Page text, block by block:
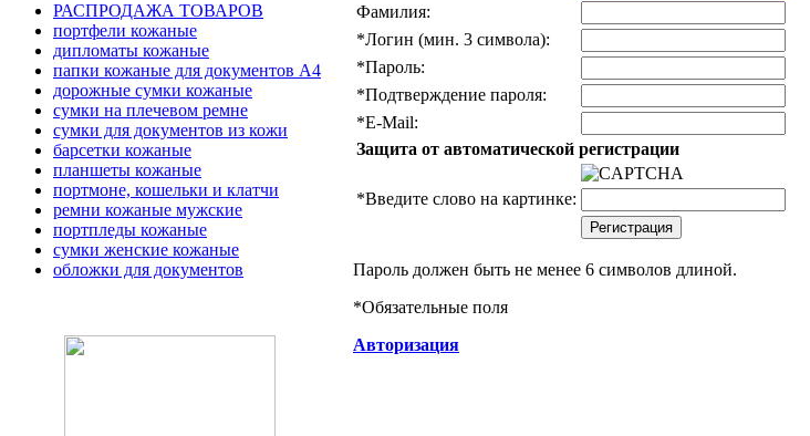
РАСПРОДАЖА ТОВАРОВ
портфели кожаные
дипломаты кожаные
папки кожаные для документов А4
дорожные сумки кожаные
сумки на плечевом ремне
сумки для документов из кожи
барсетки кожаные
планшеты кожаные
портмоне, кошельки и клатчи
ремни кожаные мужские
портпледы кожаные
сумки женские кожаные
обложки для документов
Фамилия:
*Логин (мин. 3 символа):
*Пароль:
*Подтверждение пароля:
*E-Mail:
Защита от автоматической регистрации
*Введите слово на картинке:
Пароль должен быть не менее 6 символов длиной.
*Обязательные поля
Авторизация